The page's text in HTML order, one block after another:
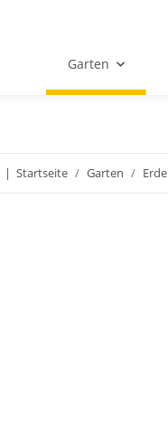
Garten
Startseite Garten Erde